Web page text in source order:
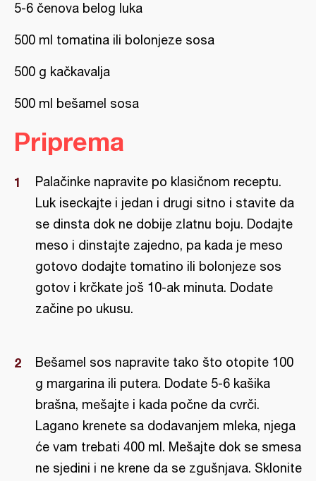
5-6 čenova belog luka
500 ml tomatina ili bolonjeze sosa
500 g kačkavalja
500 ml bešamel sosa
Priprema
Palačinke napravite po klasičnom receptu.
Luk iseckajte i jedan i drugi sitno i stavite da
se dinsta dok ne dobije zlatnu boju. Dodajte
meso i dinstajte zajedno, pa kada je meso
gotovo dodajte tomatino ili bolonjeze sos
gotov i krčkate još 10-ak minuta. Dodate
začine po ukusu.
Bešamel sos napravite tako što otopite 100
g margarina ili putera. Dodate 5-6 kašika
brašna, mešajte i kada počne da cvrči.
Lagano krenete sa dodavanjem mleka, njega
će vam trebati 400 ml. Mešajte dok se smesa
ne sjedini i ne krene da se zgušnjava. Sklonite